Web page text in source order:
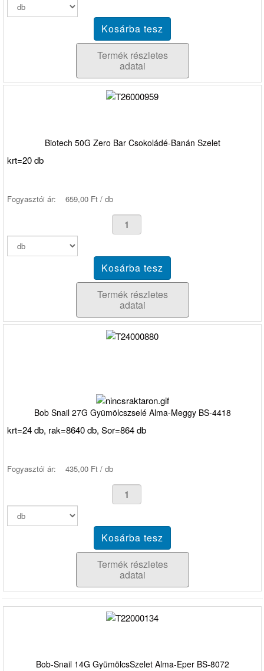
Termék részletes
adatai
Biotech 50G Zero Bar Csokoládé-Banán Szelet
krt=20 db
Fogyasztói ár: 659,00 Ft / db
Termék részletes
adatai
Bob Snail 27G Gyümölcszselé Alma-Meggy BS-4418
krt=24 db, rak=8640 db, Sor=864 db
Fogyasztói ár: 435,00 Ft / db
Termék részletes
adatai
Bob-Snail 14G GyümölcsSzelet Alma-Eper BS-8072